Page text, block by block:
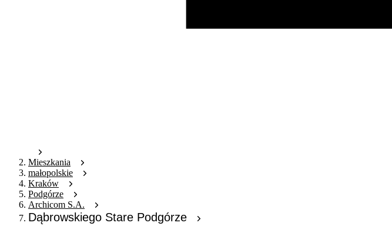
Mieszkania
małopolskie
Kraków
Podgórze
Archicom S.A.
Dąbrowskiego Stare Podgórze